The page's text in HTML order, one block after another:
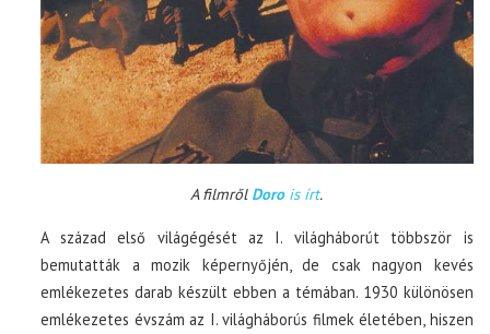
A filmről Dorois írt.
A század első világégését az I. világháborút többször is
bemutatták a mozik képernyőjén, de csak nagyon kevés
emlékezetes darab készült ebben a témában. 1930 különösen
emlékezetes évszám az I. világháborús filmek életében, hiszen